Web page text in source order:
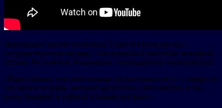
Наивысшее звание огнеборца. Глава региона вручил
государственную награду «Заслуженный работник пожарной
охраны Российской Федерации» легендарному южноуральцу.
«Надо сказать, что этой награде не так много лет и в стране не
так много человек, которые удостоены этого звания. А вы
единственный и первый в нашем регионе».